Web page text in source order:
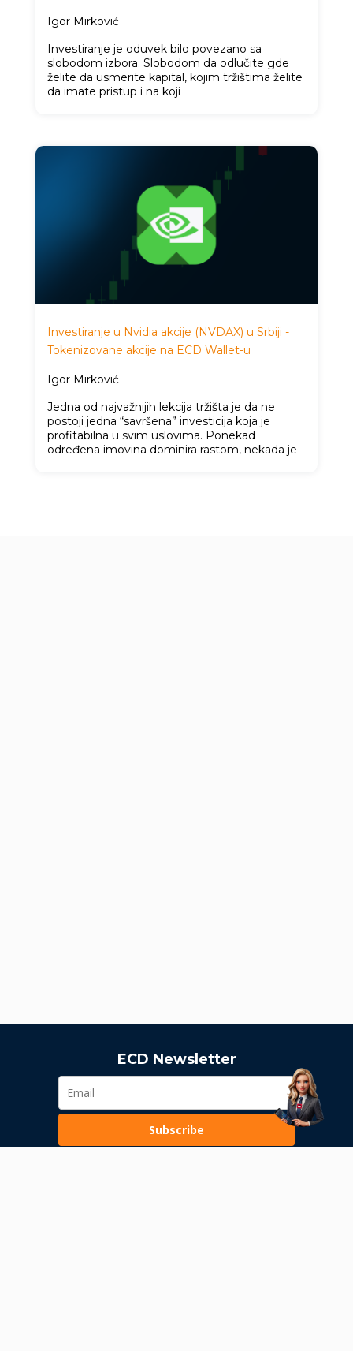
Igor Mirković
Investiranje je oduvek bilo povezano sa
slobodom izbora. Slobodom da odlučite gde
želite da usmerite kapital, kojim tržištima želite
da imate pristup i na koji
Investiranje u Nvidia akcije (NVDAX) u Srbiji -
Tokenizovane akcije na ECD Wallet-u
Igor Mirković
Jedna od najvažnijih lekcija tržišta je da ne
postoji jedna “savršena” investicija koja je
profitabilna u svim uslovima. Ponekad
određena imovina dominira rastom, nekada je
ECD Newsletter
Subscribe